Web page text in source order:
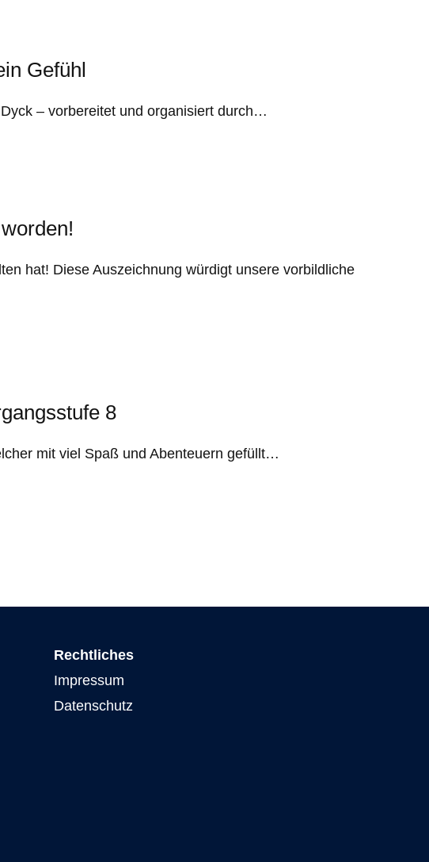
Gefühl
– vorbereitet und organisiert durch…
hat! Diese Auszeichnung würdigt unsere vorbildliche
8
mit viel Spaß und Abenteuern gefüllt…
Rechtliches
Impressum
Datenschutz